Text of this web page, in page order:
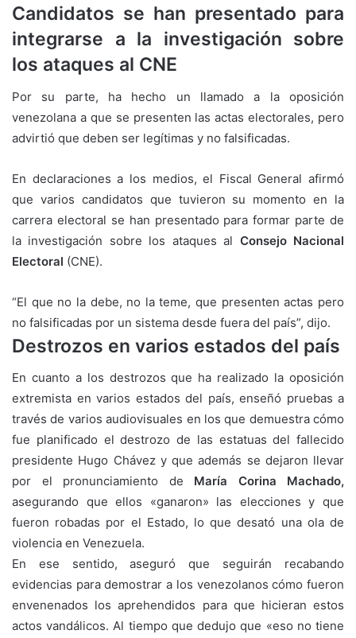
Candidatos se han presentado para
integrarse a la investigación sobre
los ataques al CNE
Por su parte, ha hecho un llamado a la oposición
venezolana a que se presenten las actas electorales, pero
advirtió que deben ser legítimas y no falsificadas.
En declaraciones a los medios, el Fiscal General afirmó
que varios candidatos que tuvieron su momento en la
carrera electoral se han presentado para formar parte de
la investigación sobre los ataques al Consejo Nacional
Electoral (CNE).
“El que no la debe, no la teme, que presenten actas pero
no falsificadas por un sistema desde fuera del país”, dijo.
Destrozos en varios estados del país
En cuanto a los destrozos que ha realizado la oposición
extremista en varios estados del país, enseñó pruebas a
través de varios audiovisuales en los que demuestra cómo
fue planificado el destrozo de las estatuas del fallecido
presidente Hugo Chávez y que además se dejaron llevar
por el pronunciamiento de María Corina Machado,
asegurando que ellos «ganaron» las elecciones y que
fueron robadas por el Estado, lo que desató una ola de
violencia en Venezuela.
En ese sentido, aseguró que seguirán recabando
evidencias para demostrar a los venezolanos cómo fueron
envenenados los aprehendidos para que hicieran estos
actos vandálicos. Al tiempo que dedujo que «eso no tiene